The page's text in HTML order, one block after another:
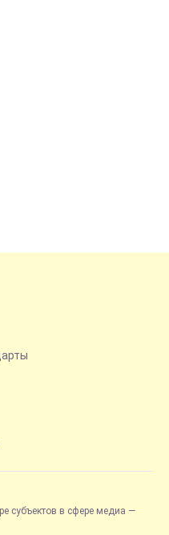
субъектов в сфере медиа —